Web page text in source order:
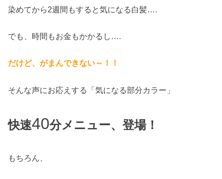
染めてから2週間もすると気になる白髪….
でも、時間もお金もかかるし….
だけど、がまんできない～！！
そんな声にお応えする「気になる部分カラー」
快速40分メニュー、登場！
もちろん、